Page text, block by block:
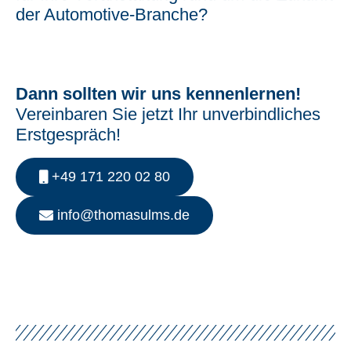
der Automotive-Branche?
Dann sollten wir uns kennenlernen!
Vereinbaren Sie jetzt Ihr unverbindliches
Erstgespräch!
+49 171 220 02 80
info@thomasulms.de